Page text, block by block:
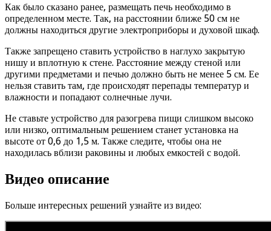
Как было сказано ранее, размещать печь необходимо в
определенном месте. Так, на расстоянии ближе 50 см не
должны находиться другие электроприборы и духовой шкаф.
Также запрещено ставить устройство в наглухо закрытую
нишу и вплотную к стене. Расстояние между стеной или
другими предметами и печью должно быть не менее 5 см. Ее
нельзя ставить там, где происходят перепады температур и
влажности и попадают солнечные лучи.
Не ставьте устройство для разогрева пищи слишком высоко
или низко, оптимальным решением станет установка на
высоте от 0,6 до 1,5 м. Также следите, чтобы она не
находилась вблизи раковины и любых емкостей с водой.
Видео описание
Больше интересных решений узнайте из видео: